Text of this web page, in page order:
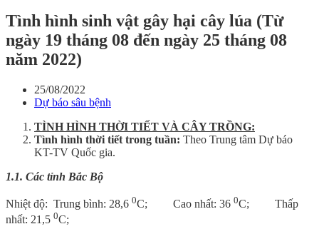
Tình hình sinh vật gây hại cây lúa (Từ
ngày 19 tháng 08 đến ngày 25 tháng 08
năm 2022)
25/08/2022
Dự báo sâu bệnh
TÌNH HÌNH THỜI TIẾT VÀ CÂY TRỒNG:
Tình hình thời tiết trong tuần: Theo Trung tâm Dự báo
KT-TV Quốc gia.
1.1. Các tỉnh Bắc Bộ
Nhiệt độ: Trung bình: 28,6 0C; Cao nhất: 36 0C; Thấp
nhất: 21,5 0C;